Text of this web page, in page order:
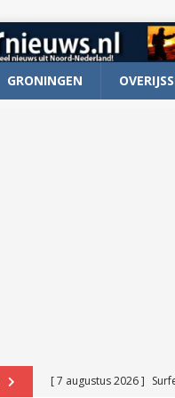
GRONINGEN
[ 7 augustus 2026 ]